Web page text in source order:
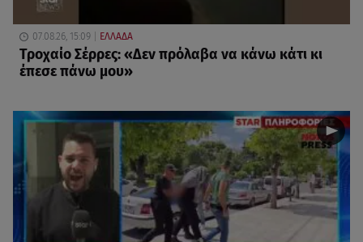
07.08.26, 15:09 ΕΛΛΑΔΑ
Τροχαίο Σέρρες: «Δεν πρόλαβα να κάνω κάτι κι
έπεσε πάνω μου»